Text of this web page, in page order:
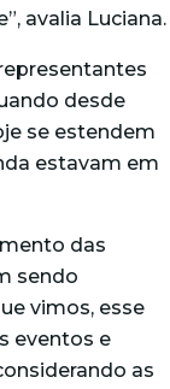
avalia Luciana.
desde
se estendem
estavam em
das
sendo
vimos, esse
eventos e
as